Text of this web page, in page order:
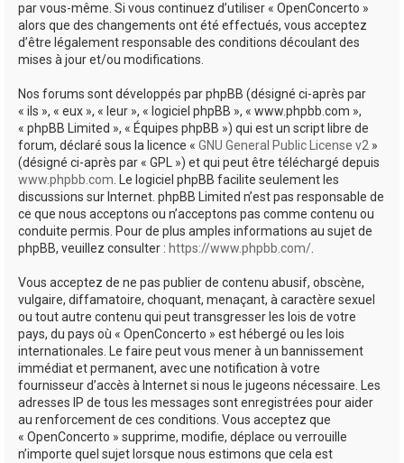
par vous-même. Si vous continuez d’utiliser « OpenConcerto »
alors que des changements ont été effectués, vous acceptez
d’être légalement responsable des conditions découlant des
mises à jour et/ou modifications.
Nos forums sont développés par phpBB (désigné ci-après par
« ils », « eux », « leur », « logiciel phpBB », « www.phpbb.com »,
« phpBB Limited », « Équipes phpBB ») qui est un script libre de
forum, déclaré sous la licence « GNU General Public License v2 »
(désigné ci-après par « GPL ») et qui peut être téléchargé depuis
www.phpbb.com. Le logiciel phpBB facilite seulement les
discussions sur Internet. phpBB Limited n’est pas responsable de
ce que nous acceptons ou n’acceptons pas comme contenu ou
conduite permis. Pour de plus amples informations au sujet de
phpBB, veuillez consulter : https://www.phpbb.com/.
Vous acceptez de ne pas publier de contenu abusif, obscène,
vulgaire, diffamatoire, choquant, menaçant, à caractère sexuel
ou tout autre contenu qui peut transgresser les lois de votre
pays, du pays où « OpenConcerto » est hébergé ou les lois
internationales. Le faire peut vous mener à un bannissement
immédiat et permanent, avec une notification à votre
fournisseur d’accès à Internet si nous le jugeons nécessaire. Les
adresses IP de tous les messages sont enregistrées pour aider
au renforcement de ces conditions. Vous acceptez que
« OpenConcerto » supprime, modifie, déplace ou verrouille
n’importe quel sujet lorsque nous estimons que cela est